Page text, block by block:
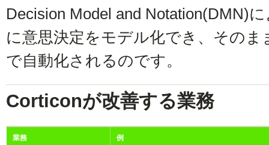
Decision Model and Notation(DMN)
に意思決定をモデル化でき、その
で自動化されるのです。
Corticonが改善する業務
業務 例